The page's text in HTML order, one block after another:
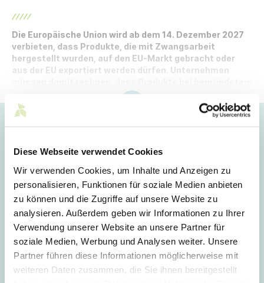
Diese Webseite verwendet Cookies
Wir verwenden Cookies, um Inhalte und Anzeigen zu
personalisieren, Funktionen für soziale Medien anbieten
zu können und die Zugriffe auf unsere Website zu
analysieren. Außerdem geben wir Informationen zu Ihrer
Verwendung unserer Website an unsere Partner für
soziale Medien, Werbung und Analysen weiter. Unsere
Partner führen diese Informationen möglicherweise mit
weiteren Daten zusammen, die Sie ihnen bereitgestellt
Die Europäische Union wird ab dem 14. Dezember 2027
verbieten, dass Produkte, die mit Zwangsarbeit
hergestellt wurden, auf den EU-Markt gebracht oder
aus der EU exportiert werden dürfen. Unternehmen
Verdacht von den Behörden überprüft werden.
Hoppla!
Dieser Artikel ist nur für Mitglieder sichtbar.
Login
E-Mail
Passwort